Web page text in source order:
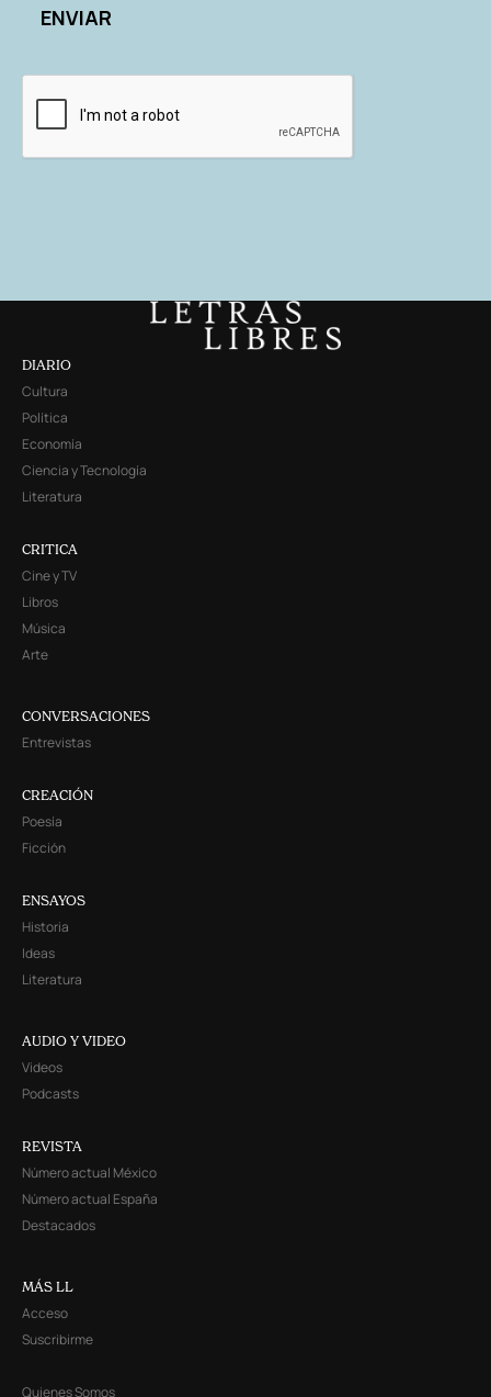
DIARIO
Cultura
Política
Economía
Ciencia y Tecnología
Literatura
CRITICA
Cine y TV
Libros
Música
Arte
CONVERSACIONES
Entrevistas
CREACIÓN
Poesía
Ficción
ENSAYOS
Historia
Ideas
Literatura
AUDIO Y VIDEO
Videos
Podcasts
REVISTA
Número actual México
Número actual España
Destacados
MÁS LL
Acceso
Suscribirme
Quienes Somos